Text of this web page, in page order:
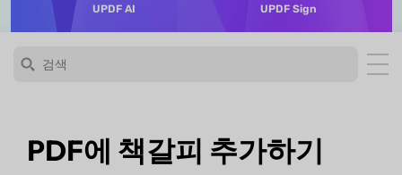
UPDF AI UPDF Sign
PDF에 책갈피 추가하기